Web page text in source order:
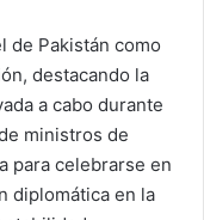
de Pakistán como
destacando la
a cabo durante
ministros de
para celebrarse en
diplomática en la